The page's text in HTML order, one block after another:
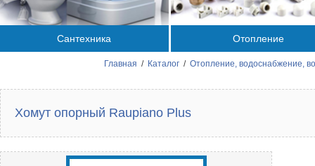
Сантехника Отопление
Главная / Каталог / Отопление, водоснабжение,
Хомут опорный Raupiano Plus